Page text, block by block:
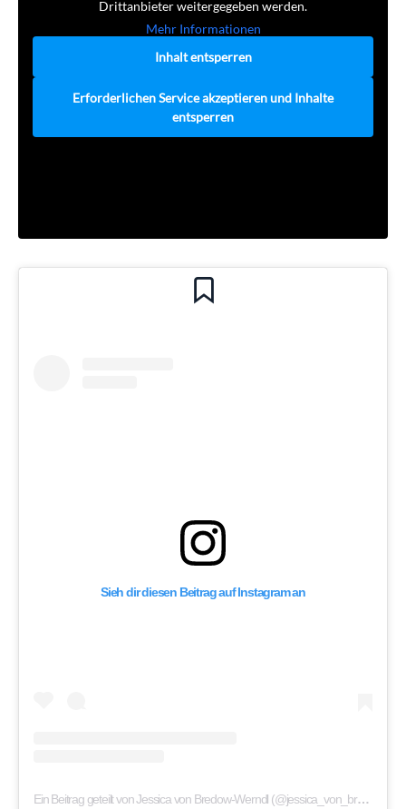
Drittanbieter weitergegeben werden.
Mehr Informationen
Inhalt entsperren
Erforderlichen Service akzeptieren und Inhalte
entsperren
Sieh dir diesen Beitrag auf Instagram an
Ein Beitrag geteilt von Jessica von Bredow-Werndl (@jessica_von_bredow_werndl)